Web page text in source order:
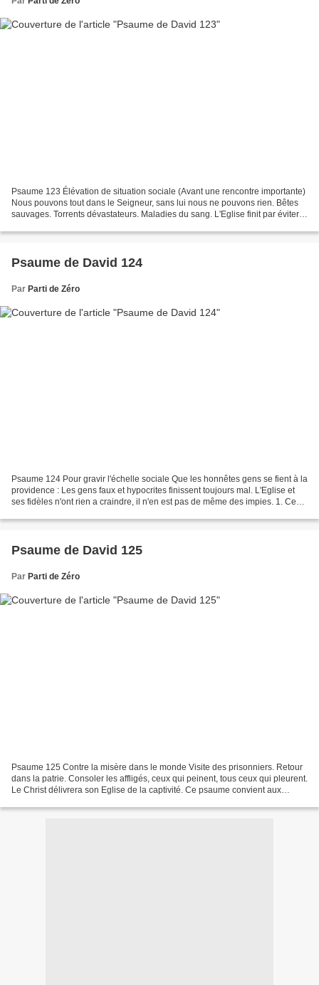
Psaume 123 Élévation de situation sociale (Avant une rencontre importante)
Nous pouvons tout dans le Seigneur, sans lui nous ne pouvons rien. Bêtes
sauvages. Torrents dévastateurs. Maladies du sang. L'Eglise finit par éviter
Psaume de David 124
Par Parti de Zéro
Psaume 124 Pour gravir l'échelle sociale Que les honnêtes gens se fient à la
providence : Les gens faux et hypocrites finissent toujours mal. L'Eglise et
ses fidèles n'ont rien a craindre, il n'en est pas de même des impies. 1. Ceux
Psaume de David 125
Par Parti de Zéro
Psaume 125 Contre la misère dans le monde Visite des prisonniers. Retour
dans la patrie. Consoler les affligés, ceux qui peinent, tous ceux qui pleurent.
Le Christ délivrera son Eglise de la captivité. Ce psaume convient aux